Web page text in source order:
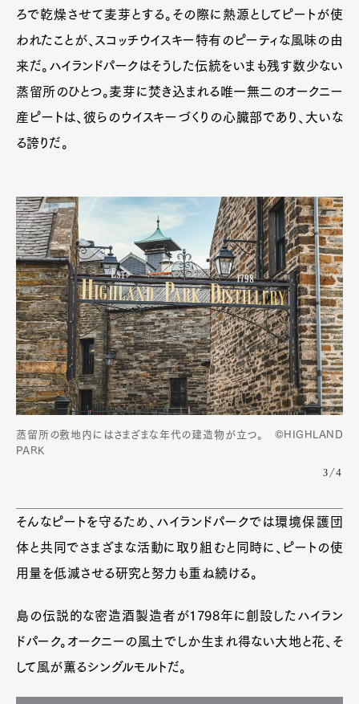
ろで乾燥させて麦芽とする。その際に熱源としてピートが使
われたことが、スコッチウイスキー特有のピーティな風味の由
来だ。ハイランドパークはそうした伝統をいまも残す数少ない
蒸留所のひとつ。麦芽に焚き込まれる唯一無二のオークニー
産ピートは、彼らのウイスキーづくりの心臓部であり、大いな
る誇りだ。
蒸留所の敷地内にはさまざまな年代の建造物が立つ。 ©HIGHLAND
PARK
3/4
そんなピートを守るため、ハイランドパークでは環境保護団
体と共同でさまざまな活動に取り組むと同時に、ピートの使
用量を低減させる研究と努力も重ね続ける。
島の伝説的な密造酒製造者が1798年に創設したハイラン
ドパーク。オークニーの風土でしか生まれ得ない大地と花、そ
して風が薫るシングルモルトだ。